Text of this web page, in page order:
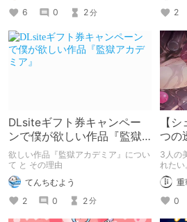
6
0 2分
2
DLsiteギフト券キャンペー
ンで僕が欲しい作品『監獄
アカデミア』
欲しい作品『監獄アカデミア』につい
て と その理由
てんちむよう
2
0 2分
【
つの
3人の
れたい
した
重
0